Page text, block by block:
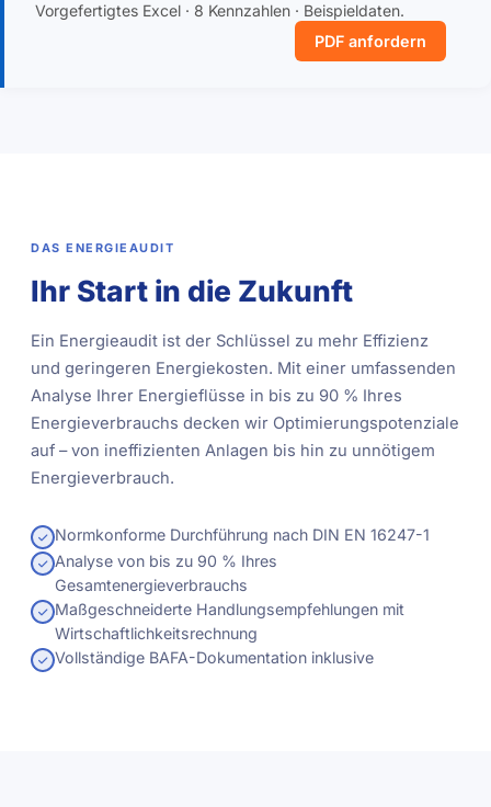
Vorgefertigtes Excel · 8 Kennzahlen · Beispieldaten.
PDF anfordern
DAS ENERGIEAUDIT
Ihr Start in die Zukunft
Ein Energieaudit ist der Schlüssel zu mehr Effizienz
und geringeren Energiekosten. Mit einer umfassenden
Analyse Ihrer Energieflüsse in bis zu 90 % Ihres
Energieverbrauchs decken wir Optimierungspotenziale
auf – von ineffizienten Anlagen bis hin zu unnötigem
Energieverbrauch.
Normkonforme Durchführung nach DIN EN 16247-1
Analyse von bis zu 90 % Ihres
Gesamtenergieverbrauchs
Maßgeschneiderte Handlungsempfehlungen mit
Wirtschaftlichkeitsrechnung
Vollständige BAFA-Dokumentation inklusive